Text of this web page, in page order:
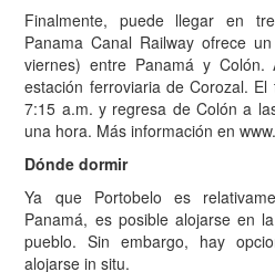
Finalmente, puede llegar en
Panama Canal Railway ofrece
viernes) entre Panamá y
estación ferroviaria de Corozal.
7:15 a.m. y regresa de Colón a
una hora. Más información en
Dónde dormir
Ya que Portobelo es
Panamá, es posible alojarse en
pueblo. Sin embargo, hay
alojarse in situ.